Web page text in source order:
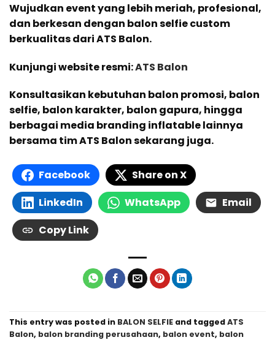
Wujudkan event yang lebih meriah, profesional,
dan berkesan dengan balon selfie custom
berkualitas dari ATS Balon.
Kunjungi website resmi:ATS Balon
Konsultasikan kebutuhan balon promosi, balon
selfie, balon karakter, balon gapura, hingga
berbagai media branding inflatable lainnya
bersama tim ATS Balon sekarang juga.
Facebook
Share on X
LinkedIn
WhatsApp
Email
Copy Link
This entry was posted in BALON SELFIE and taggedATS
Balon, balon branding perusahaan, balon event, balon